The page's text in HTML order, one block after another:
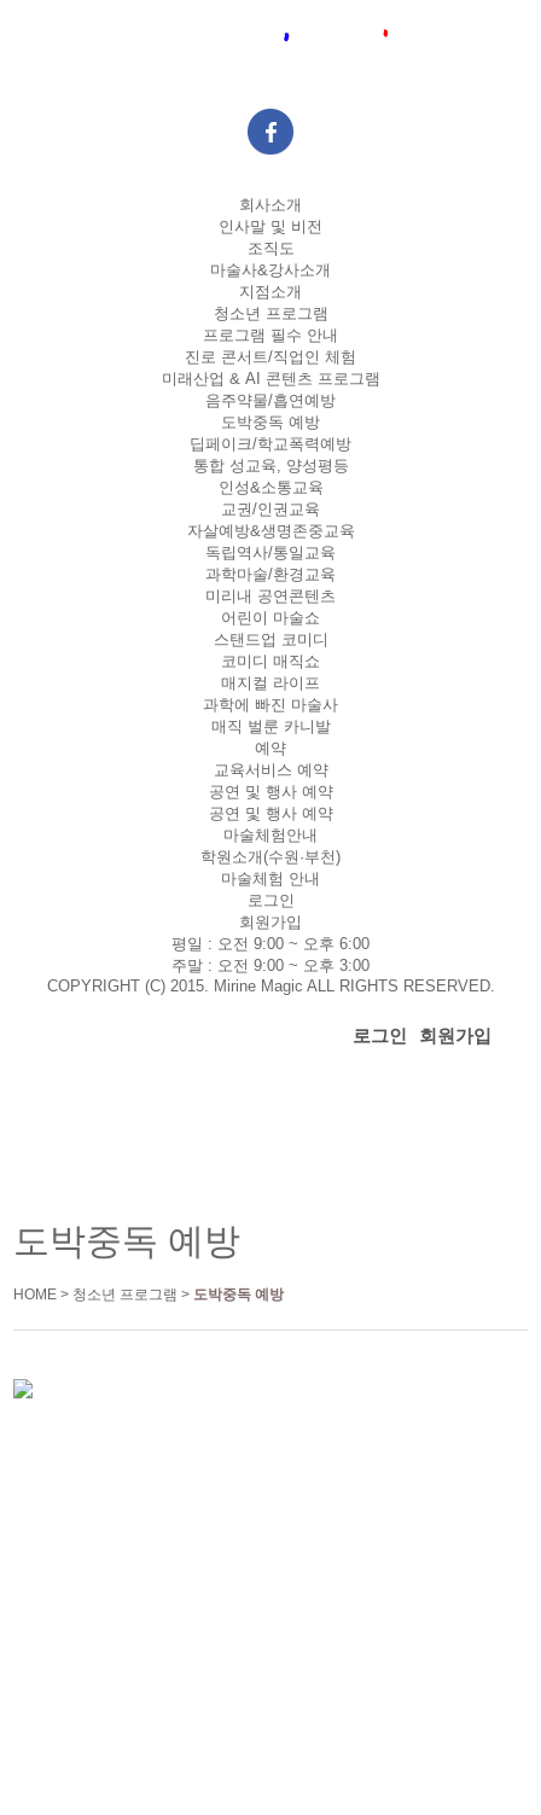
회사소개
인사말 및 비전
조직도
마술사&강사소개
지점소개
청소년 프로그램
프로그램 필수 안내
진로 콘서트/직업인 체험
미래산업 & AI 콘텐츠 프로그램
음주약물/흡연예방
도박중독 예방
딥페이크/학교폭력예방
통합 성교육, 양성평등
인성&소통교육
교권/인권교육
자살예방&생명존중교육
독립역사/통일교육
과학마술/환경교육
미리내 공연콘텐츠
어린이 마술쇼
스탠드업 코미디
코미디 매직쇼
매지컬 라이프
과학에 빠진 마술사
매직 벌룬 카니발
예약
교육서비스 예약
공연 및 행사 예약
공연 및 행사 예약
마술체험안내
학원소개(수원·부천)
마술체험 안내
로그인
회원가입
평일 : 오전 9:00 ~ 오후 6:00
주말 : 오전 9:00 ~ 오후 3:00
COPYRIGHT (C) 2015. Mirine Magic ALL RIGHTS RESERVED.
로그인 회원가입
도박중독 예방
HOME > 청소년 프로그램 > 도박중독 예방